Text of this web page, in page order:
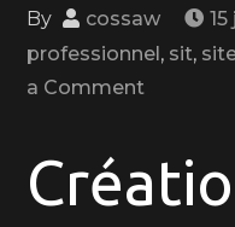
By cossaw
professionnel, sit,
a Commenton
de